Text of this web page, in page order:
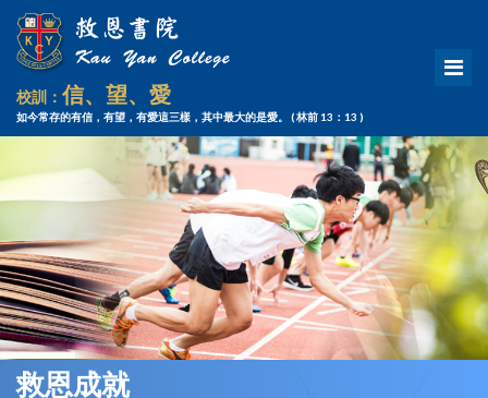
校訓：信、望、愛
如今常存的有信，有望，有愛這三樣，其中最大的是愛。 ( 林前 13：13 )
救恩成就